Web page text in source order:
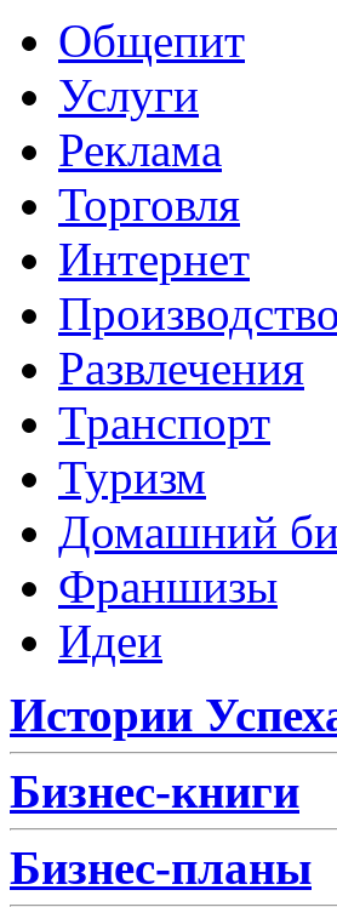
Общепит
Услуги
Реклама
Торговля
Интернет
Производство
Развлечения
Транспорт
Туризм
Домашний
Франшизы
Идеи
Истории
Бизнес-книги
Бизнес-планы